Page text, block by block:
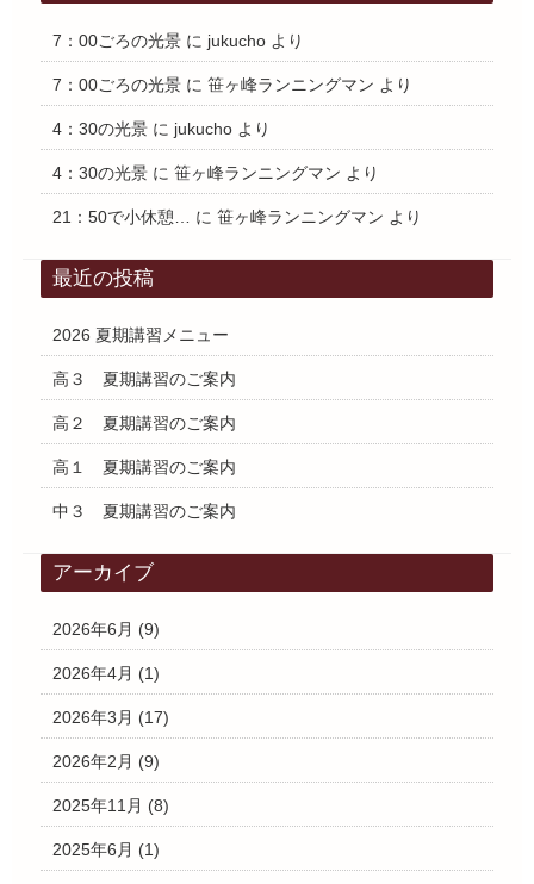
7：00ごろの光景に jukuchoより
7：00ごろの光景に 笹ヶ峰ランニングマン より
4：30の光景に jukuchoより
4：30の光景に 笹ヶ峰ランニングマン より
21：50で小休憩… に 笹ヶ峰ランニングマン より
最近の投稿
2026 夏期講習メニュー
高３ 夏期講習のご案内
高２ 夏期講習のご案内
高１ 夏期講習のご案内
中３ 夏期講習のご案内
アーカイブ
2026年6月 (9)
2026年4月 (1)
2026年3月 (17)
2026年2月 (9)
2025年11月 (8)
2025年6月 (1)